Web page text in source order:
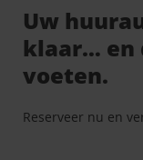
Uw
klaar… en
voeten.
Reserveer nu en